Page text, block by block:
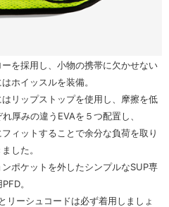
を採用し、小物の携帯に欠かせない
ホイッスルを装備。
リップストップを使用し、摩擦を低
厚みの違うEVAを５つ配置し、
ィットすることで余分な負荷を取り
した。
ポケットを外したシンプルなSUP専
。
リーシュコードは必ず着用しましょ